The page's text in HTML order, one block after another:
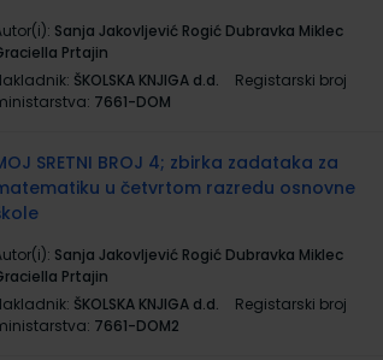
Sanja Jakovljević Rogić Dubravka Miklec
Prtajin
ŠKOLSKA KNJIGA d.d.
Registarski broj
7661-DOM
SRETNI BROJ 4; zbirka zadataka za
u četvrtom razredu osnovne
Sanja Jakovljević Rogić Dubravka Miklec
Prtajin
ŠKOLSKA KNJIGA d.d.
Registarski broj
7661-DOM2